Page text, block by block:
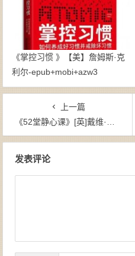
《掌控习惯 》【美】詹姆斯·克
利尔-epub+mobi+azw3
上一篇
《52堂静心课》[英]戴维·方坦纳（作者）-epub+mobi
发表评论